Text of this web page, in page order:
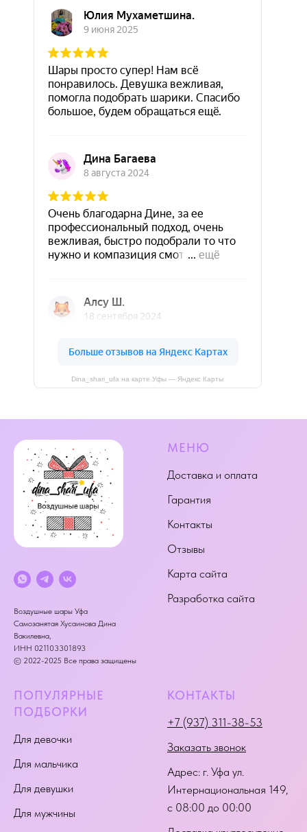
Dina_shari_ufa на карте Уфы — Яндекс Карты
Воздушные шары Уфа
Самозанятая Хусаинова Дина
Вакилевна,
ИНН 021103301893
© 2022-2025 Все права защищены
МЕНЮ
Доставка и оплата
Гарантия
Контакты
Отзывы
Карта сайта
Разработка сайта
ПОПУЛЯРНЫЕ
ПОДБОРКИ
Для девочки
Для мальчика
Для девушки
Для мужчины
КОНТАКТЫ
+7 (937) 311-38-53
Заказать звонок
Адрес: г. Уфа ул.
Интернациональная 149,
с 08:00 до 00:00